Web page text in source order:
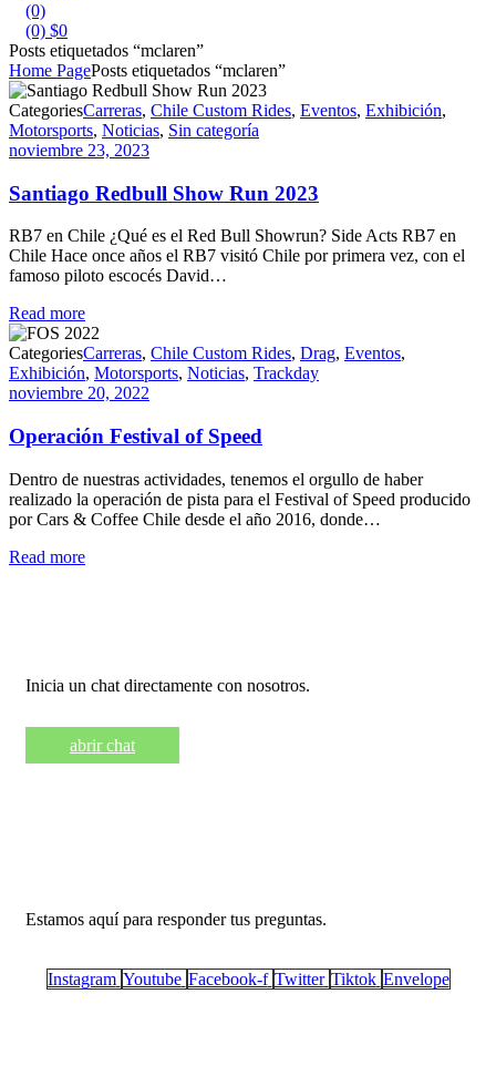
(0)
(0) $0
Posts etiquetados “mclaren”
Home PagePosts etiquetados “mclaren”
CategoriesCarreras, Chile Custom Rides, Eventos, Exhibición,
Motorsports, Noticias, Sin categoría
noviembre 23, 2023
Santiago Redbull Show Run 2023
RB7 en Chile ¿Qué es el Red Bull Showrun? Side Acts RB7 en
Chile Hace once años el RB7 visitó Chile por primera vez, con el
famoso piloto escocés David…
Read more
CategoriesCarreras, Chile Custom Rides, Drag, Eventos,
Exhibición, Motorsports, Noticias, Trackday
noviembre 20, 2022
Operación Festival of Speed
Dentro de nuestras actividades, tenemos el orgullo de haber
realizado la operación de pista para el Festival of Speed producido
por Cars & Coffee Chile desde el año 2016, donde…
Read more
Inicia un chat directamente con nosotros.
abrir chat
Estamos aquí para responder tus preguntas.
Instagram Youtube Facebook-f Twitter Tiktok Envelope